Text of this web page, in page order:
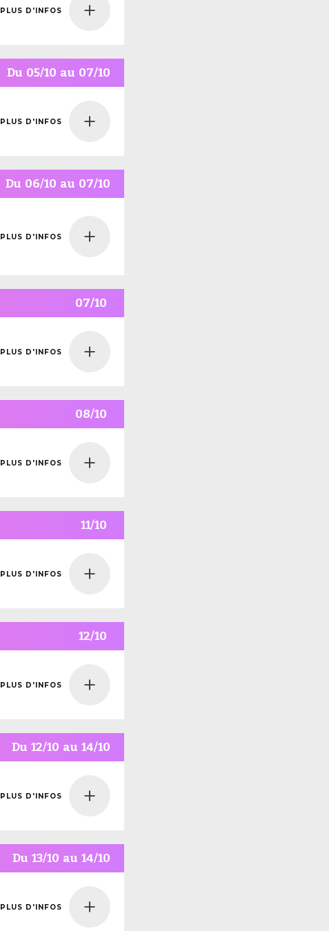
PLUS D'INFOS
Du 05/10 au 07/10
PLUS D'INFOS
Du 06/10 au 07/10
PLUS D'INFOS
07/10
PLUS D'INFOS
08/10
PLUS D'INFOS
11/10
PLUS D'INFOS
12/10
PLUS D'INFOS
Du 12/10 au 14/10
PLUS D'INFOS
Du 13/10 au 14/10
PLUS D'INFOS